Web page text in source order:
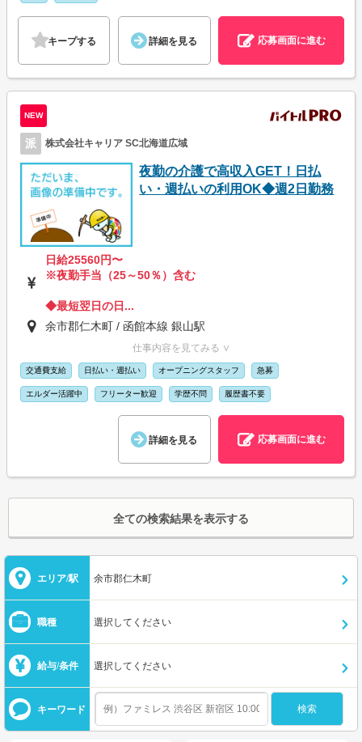
キープする 詳細を見る 応募画面に進む
NEW
派 株式会社キャリア SC北海道広域
夜勤の介護で高収入GET！日払
い・週払いの利用OK◆週2日勤務
日給25560円〜
※夜勤手当（25～50％）含む
◆最短翌日の日...
余市郡仁木町 / 函館本線 銀山駅
仕事内容を見てみる ∨
交通費支給 日払い・週払い オープニングスタッフ 急募
エルダー活躍中 フリーター歓迎 学歴不問 履歴書不要
詳細を見る 応募画面に進む
全ての検索結果を表示する
エリア/駅 余市郡仁木町
職種 選択してください
給与/条件 選択してください
キーワード